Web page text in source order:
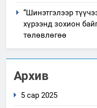
“Шинэтгэлээр
хүрээнд зохион
төлөвлөгөө
Архив
5 сар 2025